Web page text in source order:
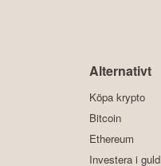
Alternativt
Köpa krypto
Bitcoin
Ethereum
Investera i guld